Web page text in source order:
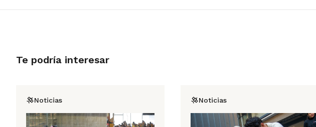
Te podría interesar
Noticias Noticias